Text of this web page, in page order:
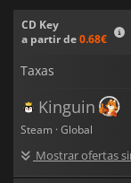
CD Key
a partir de0.68€
Taxas
Kinguin
Steam · Global
Mostrar ofertas